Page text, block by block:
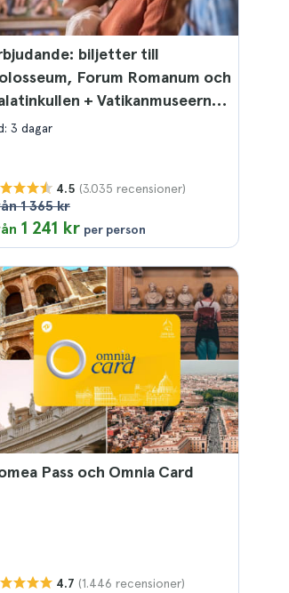
biljetter till
Forum Romanum och
+ Vatikanmuseerna
Sixtinska kapellet.
3 dagar
4.5 (3.035 recensioner)
1 365 kr
1 241 kr per person
Pass och Omnia Card
4.7 (1.446 recensioner)